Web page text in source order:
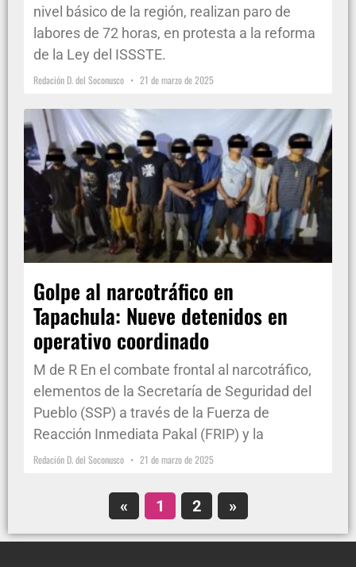
nivel básico de la región, realizan paro de
labores de 72 horas, en protesta a la reforma
de la Ley del ISSSTE.
Redación D. del Soconusco 21 de marzo de 2025
Golpe al narcotráfico en
Tapachula: Nueve detenidos en
operativo coordinado
M de R En el combate frontal al narcotráfico,
elementos de la Secretaría de Seguridad del
Pueblo (SSP) a través de la Fuerza de
Reacción Inmediata Pakal (FRIP) y la
Redación D. del Soconusco 21 de marzo de 2025
« 1 2 »